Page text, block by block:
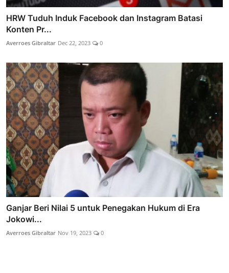
HRW Tuduh Induk Facebook dan Instagram Batasi
Konten Pr...
Averroes Gibraltar Dec 22, 2023 0
Ganjar Beri Nilai 5 untuk Penegakan Hukum di Era
Jokowi...
Averroes Gibraltar Nov 19, 2023 0